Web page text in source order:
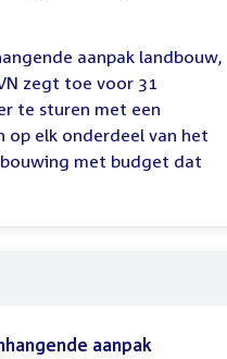
aanpak landbouw,
zegt toe voor 31
te sturen met een
op elk onderdeel van het
met budget dat
aanpak